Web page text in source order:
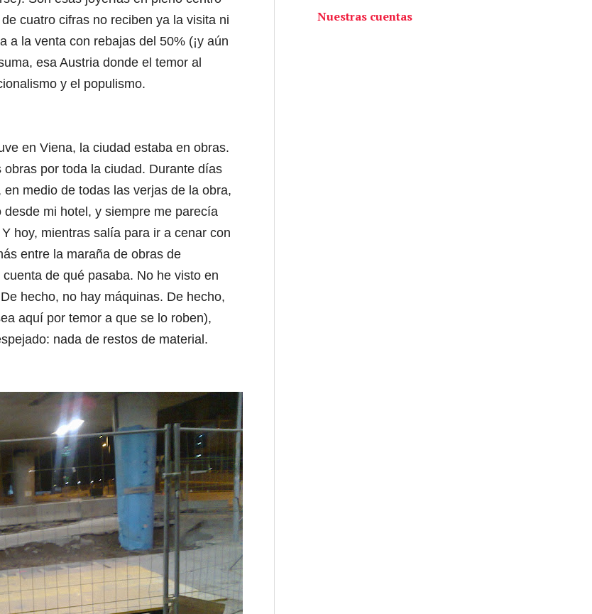
cuatro cifras no reciben ya la visita ni
a la venta con rebajas del 50% (¡y aún
esa Austria donde el temor al
y el populismo.
en Viena, la ciudad estaba en obras.
por toda la ciudad. Durante días
medio de todas las verjas de la obra,
mi hotel, y siempre me parecía
hoy, mientras salía para ir a cenar con
entre la maraña de obras de
de qué pasaba. No he visto en
hecho, no hay máquinas. De hecho,
aquí por temor a que se lo roben),
nada de restos de material.
Nuestras cuentas